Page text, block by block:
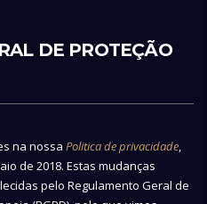
DE PROTEÇÃO
na nossa Politica de privacidade
de 2018. Estas mudanças
pelo Regulamento Geral de